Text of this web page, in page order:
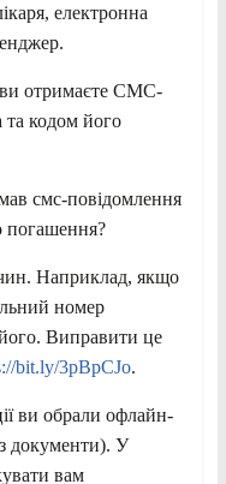
електронна
отримаєте СМС-
та кодом його
смс-повідомлення
погашення?
Наприклад, якщо
номер
Виправити це
bit.ly/3pBpCJo.
ви обрали офлайн-
документи). У
вам